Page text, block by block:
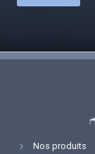
Nos produits